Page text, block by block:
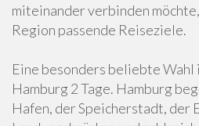
miteinander verbinden
Region passende Reiseziele.
Eine besonders beliebte
Hamburg 2 Tage. Hamburg
Hafen, der Speicherstadt, der